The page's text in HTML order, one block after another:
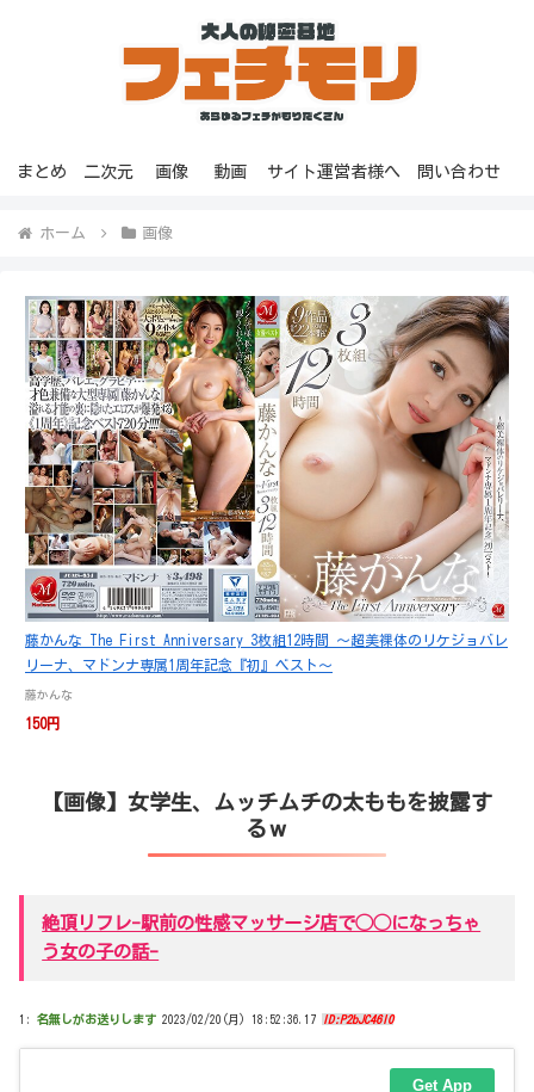
まとめ 二次元 画像 動画 サイト運営者様へ 問い合わせ
ホーム 画像
藤かんな The First Anniversary 3枚組12時間 ～超美裸体のリケジョバレ
リーナ、マドンナ専属1周年記念『初』ベスト～
藤かんな
150円
【画像】女学生、ムッチムチの太ももを披露す
るｗ
絶頂リフレ-駅前の性感マッサージ店で◯◯になっちゃ
う女の子の話-
1: 名無しがお送りします 2023/02/20(月) 18:52:36.17 ID:P2bJC46I0